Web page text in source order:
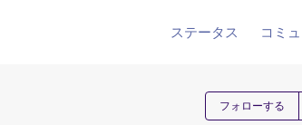
ステータス コミ
フォローする